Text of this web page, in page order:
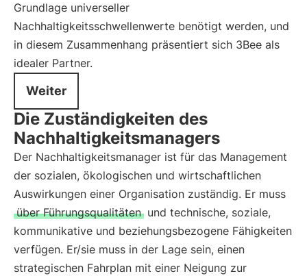
Grundlage universeller
Nachhaltigkeitsschwellenwerte benötigt werden, und
in diesem Zusammenhang präsentiert sich 3Bee als
idealer Partner.
Weiter
Die Zuständigkeiten des
Nachhaltigkeitsmanagers
Der Nachhaltigkeitsmanager ist für das Management
der sozialen, ökologischen und wirtschaftlichen
Auswirkungen einer Organisation zuständig. Er muss
über Führungsqualitäten und technische, soziale,
kommunikative und beziehungsbezogene Fähigkeiten
verfügen. Er/sie muss in der Lage sein, einen
strategischen Fahrplan mit einer Neigung zur